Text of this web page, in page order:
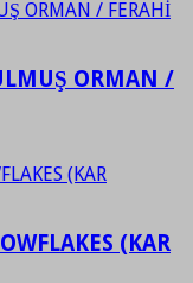
ORMAN /
(KAR